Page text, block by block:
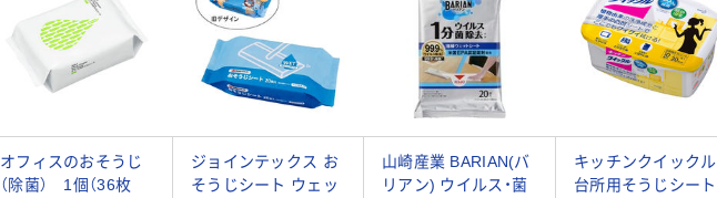
オフィスのおそうじ
（除菌） 1個（36枚
ジョインテックス お
そうじシート ウェッ
山崎産業 BARIAN(バ
リアン) ウイルス・菌
キッチンクイックル
台所用そうじシート